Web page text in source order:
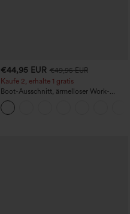
€44,95 EUR €49,95 EUR
Kaufe 2, erhalte 1 gratis
Boot-Ausschnitt, ärmelloser Work-
Jumpsuit mit seitlicher Bindung,
kühlender Cool-Touch-Effekt, gestreift
und mit Taschen – Easy Peezy Edition